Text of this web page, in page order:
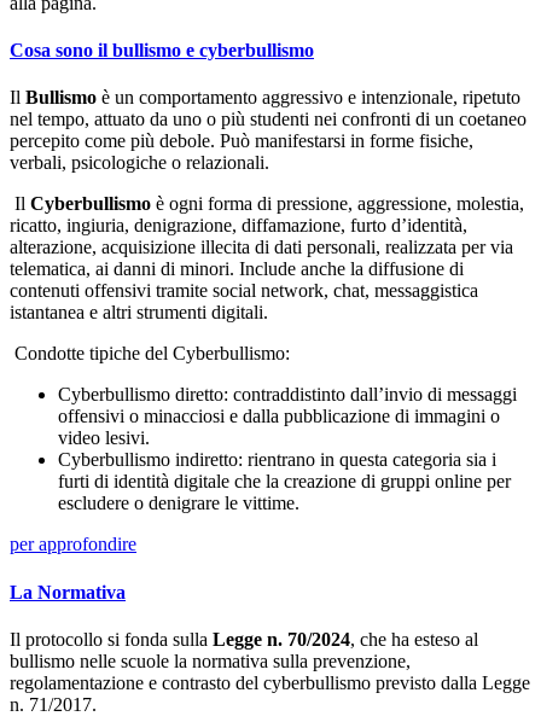
Cosa sono il bullismo e cyberbullismo
Il Bullismo è un comportamento aggressivo e intenzionale, ripetuto
nel tempo, attuato da uno o più studenti nei confronti di un coetaneo
percepito come più debole. Può manifestarsi in forme fisiche,
verbali, psicologiche o relazionali.
Il Cyberbullismo è ogni forma di pressione, aggressione, molestia,
ricatto, ingiuria, denigrazione, diffamazione, furto d’identità,
alterazione, acquisizione illecita di dati personali, realizzata per via
telematica, ai danni di minori. Include anche la diffusione di
contenuti offensivi tramite social network, chat, messaggistica
istantanea e altri strumenti digitali.
Condotte tipiche del Cyberbullismo:
Cyberbullismo diretto: contraddistinto dall’invio di messaggi
offensivi o minacciosi e dalla pubblicazione di immagini o
video lesivi.
Cyberbullismo indiretto: rientrano in questa categoria sia i
furti di identità digitale che la creazione di gruppi online per
escludere o denigrare le vittime.
per approfondire
La Normativa
Il protocollo si fonda sulla Legge n. 70/2024, che ha esteso al
bullismo nelle scuole la normativa sulla prevenzione,
regolamentazione e contrasto del cyberbullismo previsto dalla Legge
n. 71/2017.